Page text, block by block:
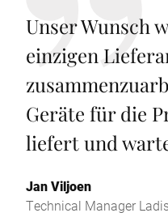
Unser Wunsch
einzigen
Geräte für die
liefert und
Jan Viljoen
Technical Manager